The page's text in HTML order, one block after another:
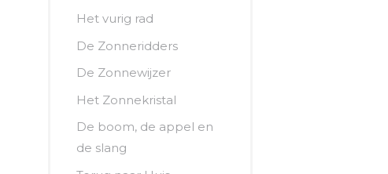
Het vurig rad
De Zonneridders
De Zonnewijzer
Het Zonnekristal
De boom, de appel en
de slang